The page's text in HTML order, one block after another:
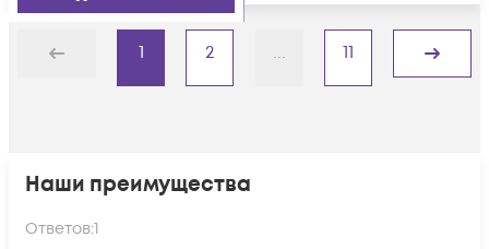
Назад
1 2 ... 11
Дальше
Наши преимущества
Ответов:1